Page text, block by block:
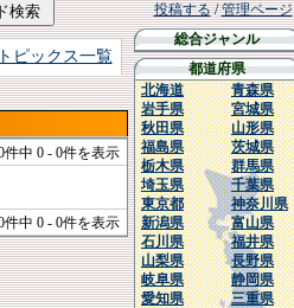
トピックス一覧
件中 0 - 0件を表示
件中 0 - 0件を表示
投稿する/管理ページ
総合ジャンル
都道府県
北海道
青森県
岩手県
宮城県
秋田県
山形県
福島県
茨城県
栃木県
群馬県
埼玉県
千葉県
東京都
神奈川県
新潟県
富山県
石川県
福井県
山梨県
長野県
岐阜県
静岡県
愛知県
三重県